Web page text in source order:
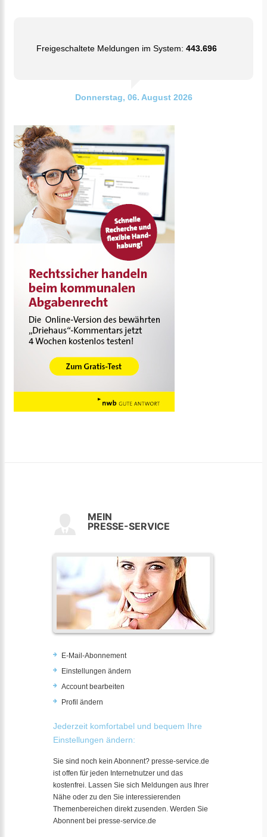
Freigeschaltete Meldungen im System: 443.696
Donnerstag, 06. August 2026
MEIN
PRESSE-SERVICE
E-Mail-Abonnement
Einstellungen ändern
Account bearbeiten
Profil ändern
Jederzeit komfortabel und bequem Ihre
Einstellungen ändern:
Sie sind noch kein Abonnent? presse-service.de
ist offen für jeden Internetnutzer und das
kostenfrei. Lassen Sie sich Meldungen aus Ihrer
Nähe oder zu den Sie interessierenden
Themenbereichen direkt zusenden. Werden Sie
Abonnent bei presse-service.de